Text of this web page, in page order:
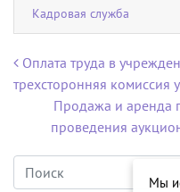
Кадровая служба
Навигация по
Оплата труда в
трехсторонняя комиссия
Продажа и аренда
проведения
Мы